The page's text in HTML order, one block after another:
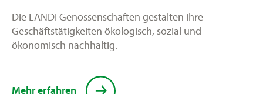
Die LANDI Genossenschaften gestalten ihre
Geschäftstätigkeiten ökologisch, sozial und
ökonomisch nachhaltig.
Mehr erfahren